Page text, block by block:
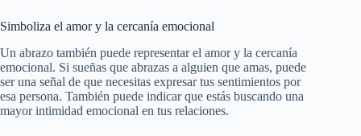
Simboliza el amor y la cercanía emocional
Un abrazo también puede representar el amor y la cercanía
emocional. Si sueñas que abrazas a alguien que amas, puede
ser una señal de que necesitas expresar tus sentimientos por
esa persona. También puede indicar que estás buscando una
mayor intimidad emocional en tus relaciones.